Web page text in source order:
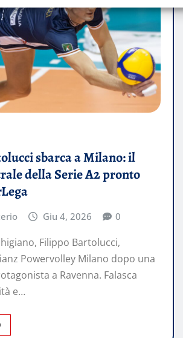
sbarca a Milano: il
della Serie A2 pronto
Giu 4, 2026 0
Filippo Bartolucci,
Powervolley Milano dopo una
a Ravenna. Falasca
e…